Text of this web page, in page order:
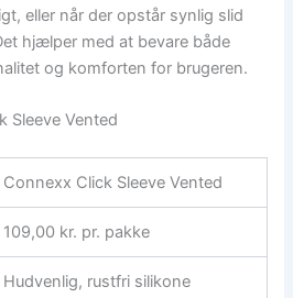
eller når der opstår synlig slid
hjælper med at bevare både
og komforten for brugeren.
Sleeve Vented
Connexx Click Sleeve Vented
109,00 kr. pr. pakke
Hudvenlig, rustfri silikone